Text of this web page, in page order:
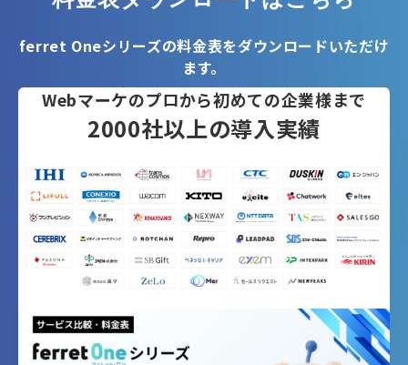
ferret Oneシリーズの料金表をダウンロードいただけ
ます。
Webマーケのプロから初めての企業様まで
2000社以上の導入実績